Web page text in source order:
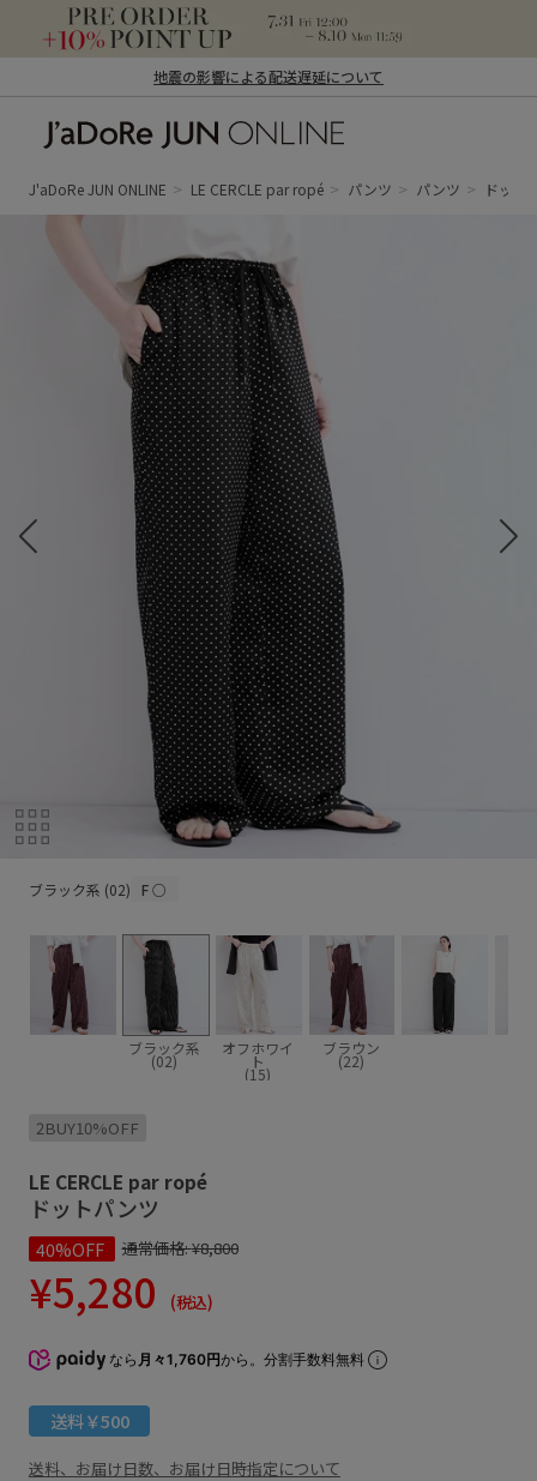
地震の影響による配送遅延について
ン オンライン）
J'aDoRe JUN ONLINE LE CERCLE par ropé パンツ パンツ ドット
ブラック系 (02) F○
ブラック系
(02)
オフホワイ
ト
(15)
ブラウン
(22)
2BUY10%OFF
LE CERCLE par ropé
ドットパンツ
40%OFF 通常価格:¥8,800
¥5,280 (税込)
なら 月々1,760円から。分割手数料無料
送料￥500
送料、お届け日数、お届け日時指定について